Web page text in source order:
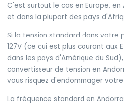
C'est surtout le cas en Europe, en
et dans la plupart des pays
Si la tension standard dans votre
127V (ce qui est plus courant aux
dans les pays d'Amérique du
convertisseur de tension en
vous risquez d'endommager
La fréquence standard en